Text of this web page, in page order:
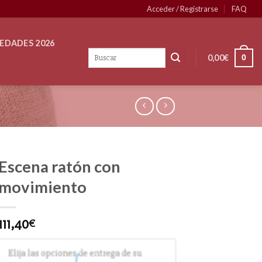
Acceder / Registrarse FAQ
2026
0,00€ 0
Escena ratón con
movimiento
€
Elija las opciones de entrega de su